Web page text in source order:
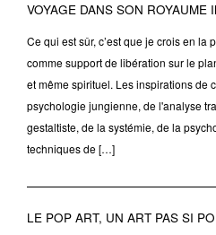
VOYAGE DANS SON ROYAUME
Ce qui est sûr, c’est que je crois en la
comme support de libération sur le
et même spirituel. Les inspirations de
psychologie jungienne, de l'analyse
gestaltiste, de la systémie, de la
techniques de […]
LE POP ART, UN ART PAS SI